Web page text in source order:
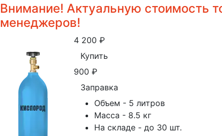
Внимание! Актуальную стоимость
менеджеров!
4 200 ₽
Купить
900 ₽
Заправка
Объем - 5 литров
Масса - 8.5 кг
На складе - до 30 шт.